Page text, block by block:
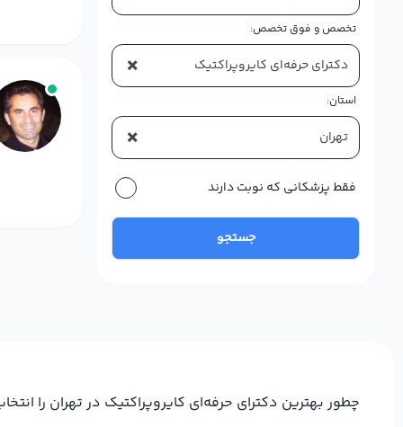
تخصص و فوق تخصص:
× دکترای حرفه‌ای کایروپراکتیک
استان:
× تهران
فقط پزشکانی که نوبت دارند
جستجو
چطور بهترین دکترای حرفه‌ای کایروپراکتیک در تهران را